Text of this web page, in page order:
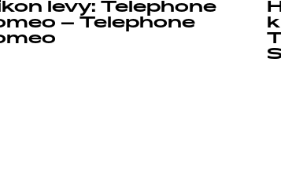
levy: Telephone
– Telephone